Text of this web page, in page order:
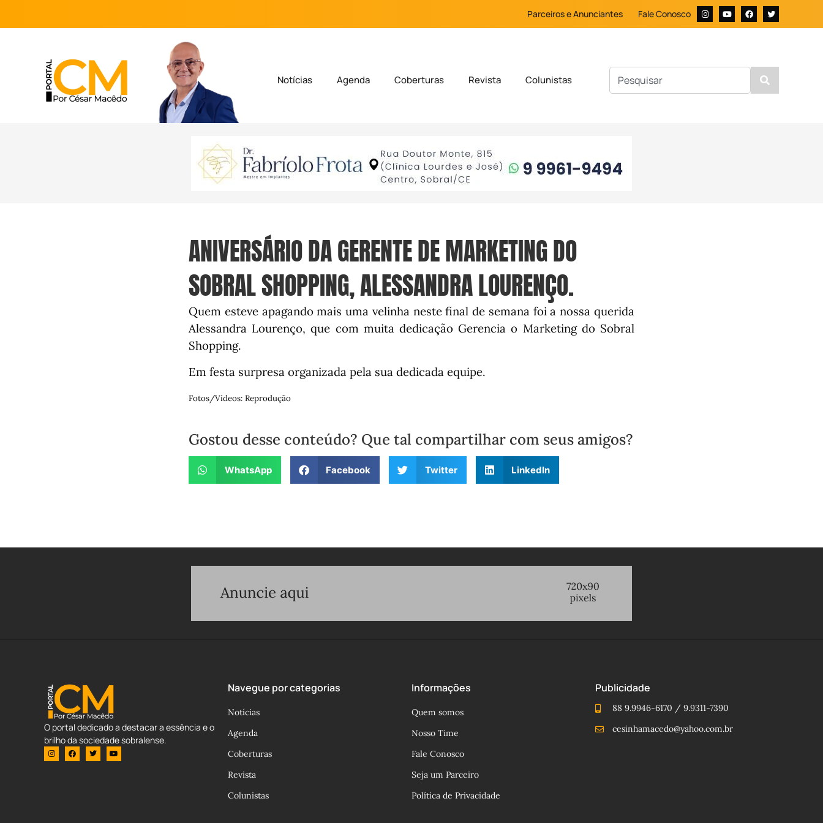
Parceiros e Anunciantes Fale Conosco
Notícias Agenda Coberturas Revista Colunistas
ANIVERSÁRIO DA GERENTE DE MARKETING DO
SOBRAL SHOPPING, ALESSANDRA LOURENÇO.
Quem esteve apagando mais uma velinha neste final de semana foi a nossa querida
Alessandra Lourenço, que com muita dedicação Gerencia o Marketing do Sobral
Shopping.
Em festa surpresa organizada pela sua dedicada equipe.
Fotos/Vídeos: Reprodução
Gostou desse conteúdo? Que tal compartilhar com seus amigos?
WhatsApp Facebook Twitter LinkedIn
O portal dedicado a destacar a essência e o
brilho da sociedade sobralense.
Navegue por categorias
Notícias
Agenda
Coberturas
Revista
Colunistas
Informações
Quem somos
Nosso Time
Fale Conosco
Seja um Parceiro
Política de Privacidade
Publicidade
88 9.9946-6170 / 9.9311-7390
cesinhamacedo@yahoo.com.br